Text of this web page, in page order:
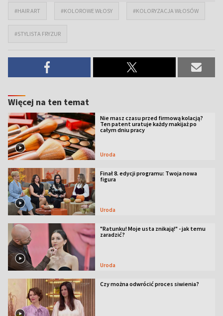
#HAIR ART #KOLOROWE WŁOSY #KOLORYZACJA WŁOSÓW
#STYLISTA FRYZUR
Więcej na ten temat
Nie masz czasu przed firmową kolacją?
Ten patent uratuje każdy makijaż po
całym dniu pracy
Uroda
Finał 8. edycji programu: Twoja nowa
figura
Uroda
"Ratunku! Moje usta znikają!" - jak temu
zaradzić?
Uroda
Czy można odwrócić proces siwienia?